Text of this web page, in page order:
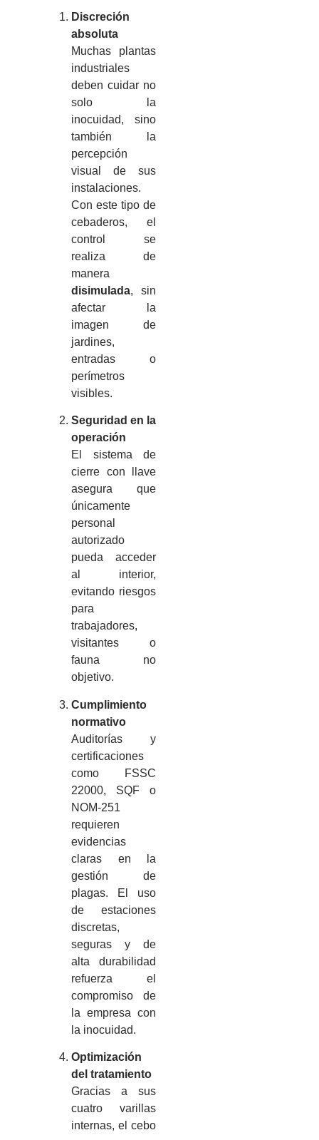
Discreción
absoluta
Muchas plantas
industriales
deben cuidar no
solo la
inocuidad, sino
también la
percepción
visual de sus
instalaciones.
Con este tipo de
cebaderos, el
control se
realiza de
manera
disimulada, sin
afectar la
imagen de
jardines,
entradas o
perímetros
visibles.
Seguridad en la
operación
El sistema de
cierre con llave
asegura que
únicamente
personal
autorizado
pueda acceder
al interior,
evitando riesgos
para
trabajadores,
visitantes o
fauna no
objetivo.
Cumplimiento
normativo
Auditorías y
certificaciones
como FSSC
22000, SQF o
NOM-251
requieren
evidencias
claras en la
gestión de
plagas. El uso
de estaciones
discretas,
seguras y de
alta durabilidad
refuerza el
compromiso de
la empresa con
la inocuidad.
Optimización
del tratamiento
Gracias a sus
cuatro varillas
internas, el cebo